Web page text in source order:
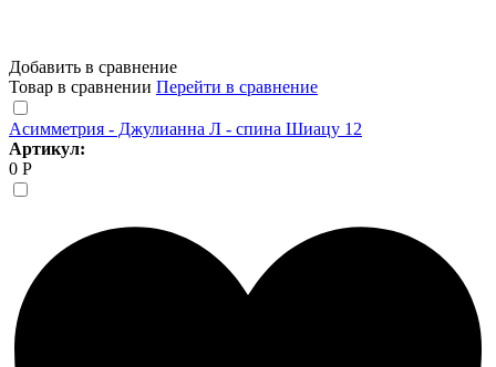
Добавить в сравнение
Товар в сравнении Перейти в сравнение
Асимметрия - Джулианна Л - спина Шиацу 12
Артикул:
0 Р